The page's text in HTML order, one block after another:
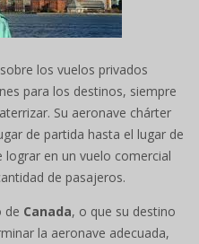
los vuelos privados
para los destinos, siempre
Su aeronave chárter
de partida hasta el lugar de
lograr en un vuelo comercial
de pasajeros.
de Canada, o que su destino
la aeronave adecuada,